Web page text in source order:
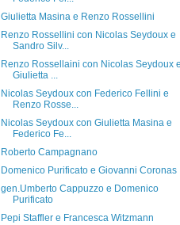
Giulietta Masina e Renzo Rossellini
Renzo Rossellini con Nicolas Seydoux e
Sandro Silv...
Renzo Rossellaini con Nicolas Seydoux e
Giulietta ...
Nicolas Seydoux con Federico Fellini e
Renzo Rosse...
Nicolas Seydoux con Giulietta Masina e
Federico Fe...
Roberto Campagnano
Domenico Purificato e Giovanni Coronas
gen.Umberto Cappuzzo e Domenico
Purificato
Pepi Staffler e Francesca Witzmann